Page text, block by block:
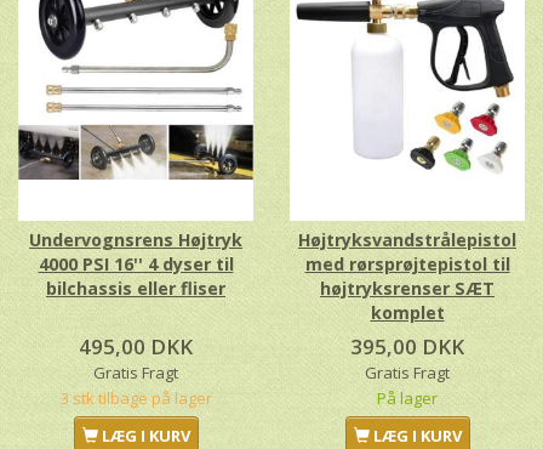
Undervognsrens Højtryk
4000 PSI 16'' 4 dyser til
bilchassis eller fliser
495,00 DKK
Gratis Fragt
3 stk tilbage på lager
LÆG I KURV
Højtryksvandstrålepistol
med rørsprøjtepistol til
højtryksrenser SÆT
komplet
395,00 DKK
Gratis Fragt
På lager
LÆG I KURV